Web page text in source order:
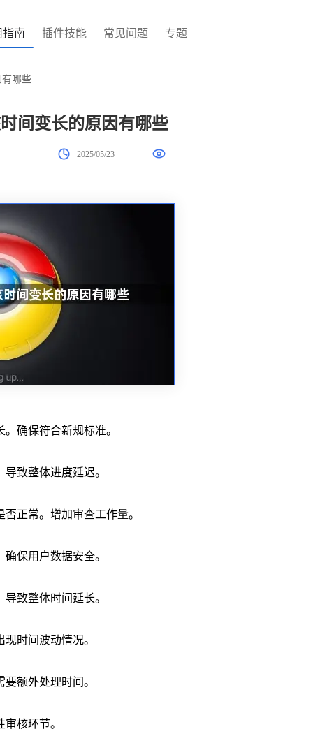
指南 插件技能 常见问题 专题
有哪些
间变长的原因有哪些
2025/05/23
确保符合新规标准。
致整体进度延迟。
正常。增加审查工作量。
保用户数据安全。
致整体时间延长。
时间波动情况。
额外处理时间。
核环节。